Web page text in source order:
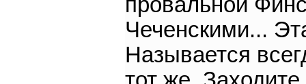
Чеченскими...
Называется